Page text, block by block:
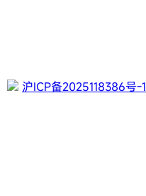
沪ICP备2025118386号-1